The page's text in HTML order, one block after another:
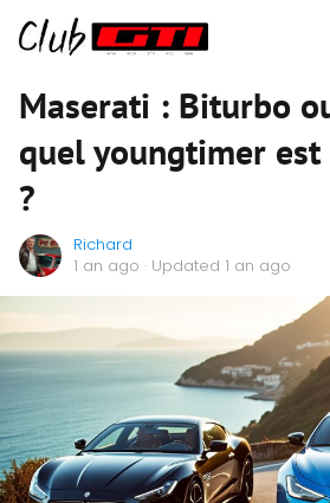
Maserati : Biturbo
quel youngtimer
?
Richard
1 an ago · Updated 1 an ago